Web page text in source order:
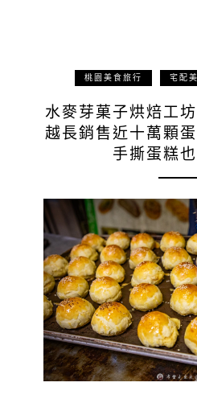
桃園美食旅行 宅配
水麥芽菓子烘焙工
越長銷售近十萬顆
手撕蛋糕